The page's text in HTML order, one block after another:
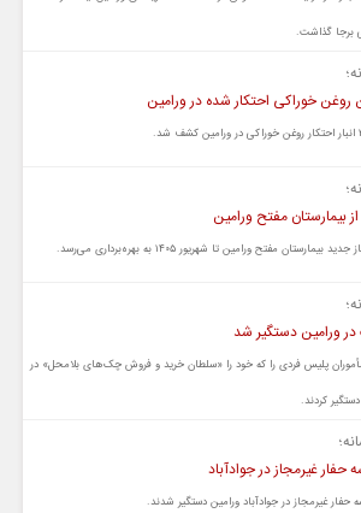
برجا گذاشت.
از بیمارستان مفتح ورامین
بیمارستان مفتح ورامین تا شهریور ۱۴۰۵ به بهره‌برداری می‌رسد.
ورامین دستگیر شد
پلیس فردی را که خود را «سلطان خرید و فروش چک‌های بلامحل» در
کردند.
غیرمجاز در جوادآباد
حفار غیرمجاز در جوادآباد ورامین دستگیر شدند.